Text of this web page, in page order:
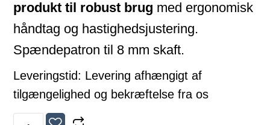
produkt til robust brug med ergonomisk
håndtag og hastighedsjustering.
Spændepatron til 8 mm skaft.
Leveringstid: Levering afhængigt af
tilgængelighed og bekræftelse fra os